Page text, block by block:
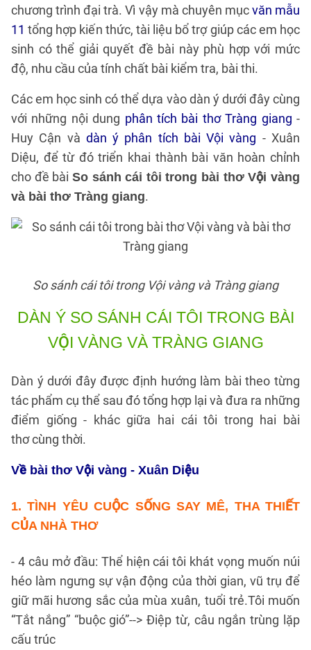
chương trình đại trà. Vì vậy mà chuyên mụcvăn mẫu
11 tổng hợp kiến thức, tài liệu bổ trợ giúp các em học
sinh có thể giải quyết đề bài này phù hợp với mức
độ, nhu cầu của tính chất bài kiểm tra, bài thi.
Các em học sinh có thể dựa vào dàn ý dưới đây cùng
với những nội dung phân tích bài thơ Tràng giang -
Huy Cận và dàn ý phân tích bài Vội vàng - Xuân
Diệu, để từ đó triển khai thành bài văn hoàn chỉnh
cho đề bài So sánh cái tôi trong bài thơ Vội vàng
và bài thơ Tràng giang.
So sánh cái tôi trong Vội vàng và Tràng giang
DÀN Ý SO SÁNH CÁI TÔI TRONG BÀI
VỘI VÀNG VÀ TRÀNG GIANG
Dàn ý dưới đây được định hướng làm bài theo từng
tác phẩm cụ thể sau đó tổng hợp lại và đưa ra những
điểm giống - khác giữa hai cái tôi trong hai bài
thơ cùng thời.
Về bài thơ Vội vàng - Xuân Diệu
1. TÌNH YÊU CUỘC SỐNG SAY MÊ, THA THIẾT
CỦA NHÀ THƠ
- 4 câu mở đầu: Thể hiện cái tôi khát vọng muốn núi
héo làm ngưng sự vận động của thời gian, vũ trụ để
giữ mãi hương sắc của mùa xuân, tuổi trẻ.Tôi muốn
“Tắt nắng” “buộc gió”--> Điệp từ, câu ngắn trùng lặp
cấu trúc